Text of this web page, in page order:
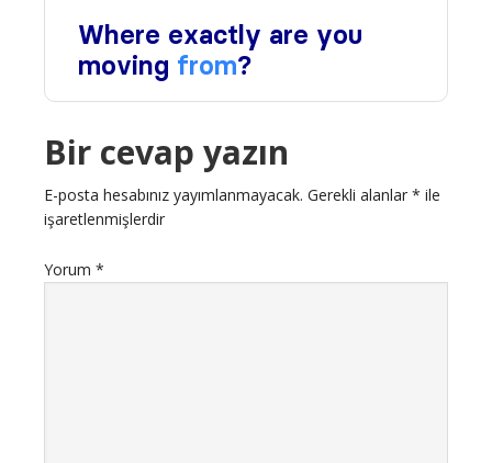
Bir cevap yazın
E-posta hesabınız yayımlanmayacak. Gerekli alanlar * ile
işaretlenmişlerdir
Yorum *